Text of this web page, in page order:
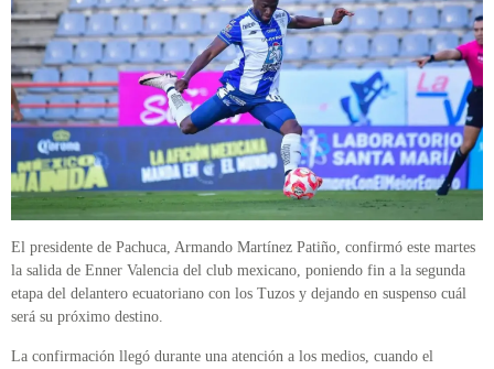
El presidente de Pachuca, Armando Martínez Patiño, confirmó este martes
la salida de Enner Valencia del club mexicano, poniendo fin a la segunda
etapa del delantero ecuatoriano con los Tuzos y dejando en suspenso cuál
será su próximo destino.
La confirmación llegó durante una atención a los medios, cuando el